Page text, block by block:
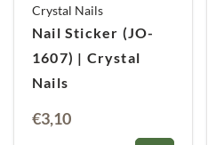
Crystal Nails
Nail Sticker (JO-
1607) | Crystal
Nails
€3,10